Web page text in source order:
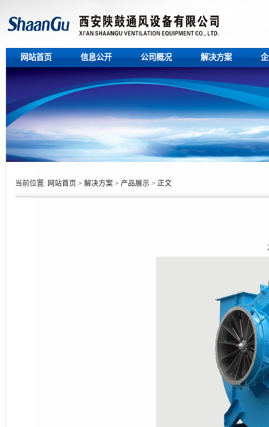
网站首页 信息公开 公司概况 解决方案 企
当前位置: 网站首页 > 解决方案 > 产品展示 > 正文